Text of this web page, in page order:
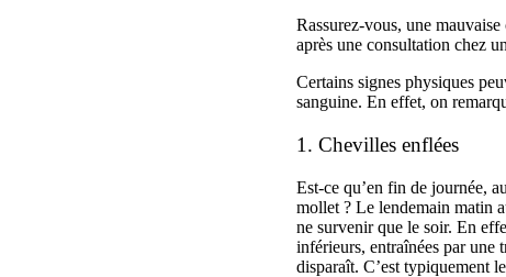
Rassurez-vous, une
après une consultation chez un
Certains signes physiques
sanguine. En effet, on
1. Chevilles enflées
Est-ce qu’en fin de journée,
mollet ? Le lendemain matin
ne survenir que le soir. En
inférieurs, entraînées par une
disparaît. C’est typiquement